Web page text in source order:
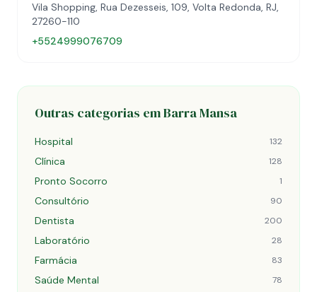
Vila Shopping, Rua Dezesseis, 109, Volta Redonda, RJ,
27260-110
+5524999076709
Outras categorias em Barra Mansa
Hospital 132
Clínica 128
Pronto Socorro 1
Consultório 90
Dentista 200
Laboratório 28
Farmácia 83
Saúde Mental 78